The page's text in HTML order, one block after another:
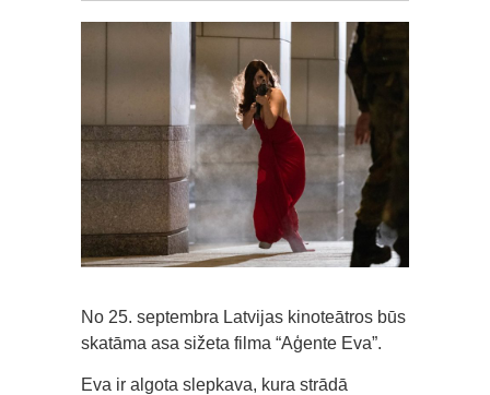
No 25. septembra Latvijas kinoteātros būs
skatāma asa sižeta filma “Aģente Eva”.
Eva ir algota slepkava, kura strādā